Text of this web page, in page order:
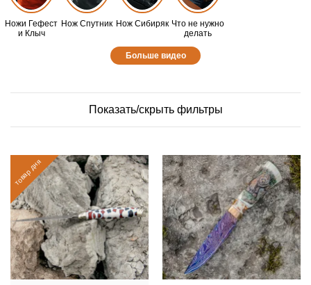
Ножи Гефест
и Клыч
Нож Спутник Нож Сибиряк Что не нужно
делать
Больше видео
Показать/скрыть фильтры
товар дня